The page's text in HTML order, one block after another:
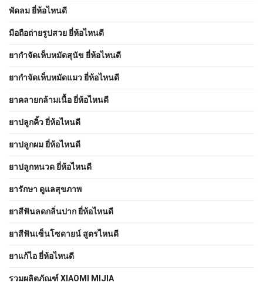
พัดลม ยี่ห้อไหนดี
มือถือถ่ายรูปสวย ยี่ห้อไหนดี
ยากำจัดเห็บหมัดสุนัข ยี่ห้อไหนดี
ยากำจัดเห็บหมัดแมว ยี่ห้อไหนดี
ยาคลายกล้ามเนื้อ ยี่ห้อไหนดี
ยาปลูกคิ้ว ยี่ห้อไหนดี
ยาปลูกผม ยี่ห้อไหนดี
ยาปลูกหนวด ยี่ห้อไหนดี
ยารักษา ดูแลสุขภาพ
ยาสีฟันลดกลิ่นปาก ยี่ห้อไหนดี
ยาสีฟันเซ็นโซดายน์ สูตรไหนดี
ยาแก้ไอ ยี่ห้อไหนดี
รวมผลิตภัณฑ์ XIAOMI MIJIA